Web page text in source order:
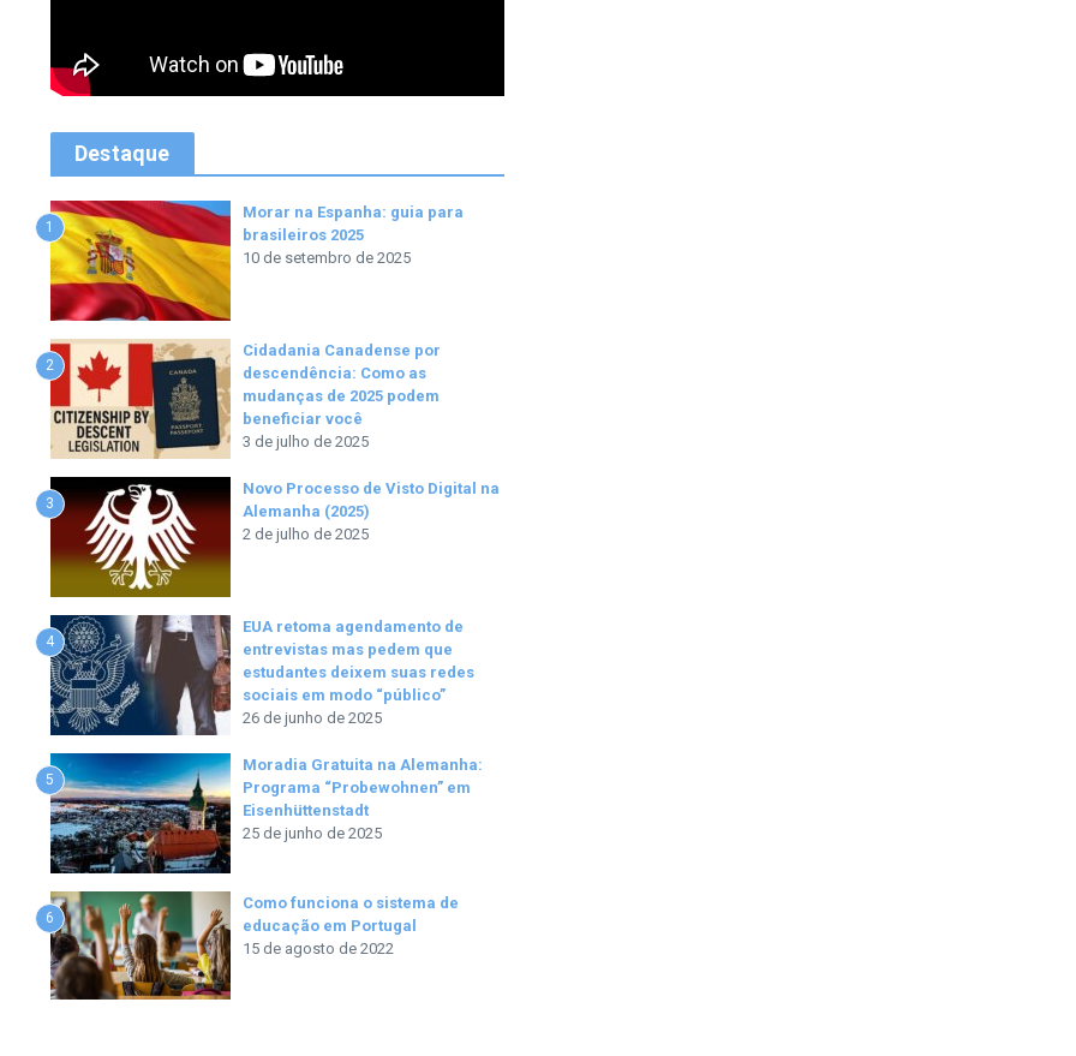
Destaque
1
Morar na Espanha: guia para
brasileiros 2025
10 de setembro de 2025
2
Cidadania Canadense por
descendência: Como as
mudanças de 2025 podem
beneficiar você
3 de julho de 2025
3
Novo Processo de Visto Digital na
Alemanha (2025)
2 de julho de 2025
4
EUA retoma agendamento de
entrevistas mas pedem que
estudantes deixem suas redes
sociais em modo “público”
26 de junho de 2025
5
Moradia Gratuita na Alemanha:
Programa “Probewohnen” em
Eisenhüttenstadt
25 de junho de 2025
6
Como funciona o sistema de
educação em Portugal
15 de agosto de 2022